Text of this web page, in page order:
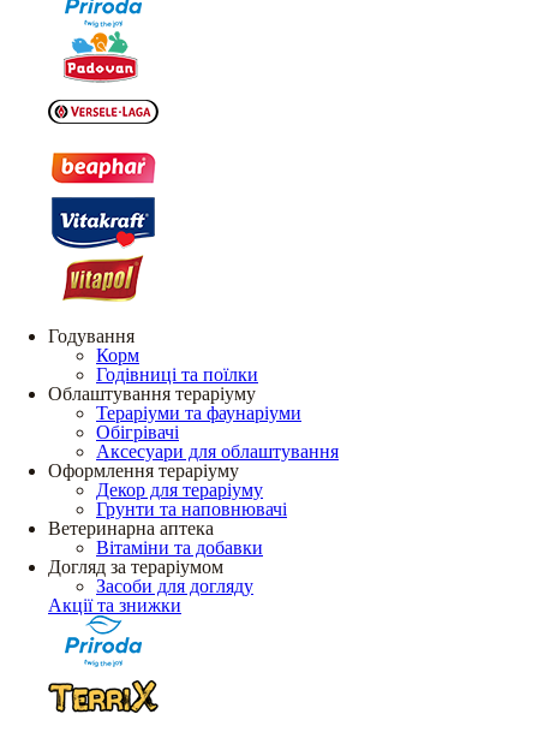
Годування
Корм
Годівниці та поїлки
Облаштування тераріуму
Тераріуми та фаунаріуми
Обігрівачі
Аксесуари для облаштування
Оформлення тераріуму
Декор для тераріуму
Грунти та наповнювачі
Ветеринарна аптека
Вітаміни та добавки
Догляд за тераріумом
Засоби для догляду
Акції та знижки